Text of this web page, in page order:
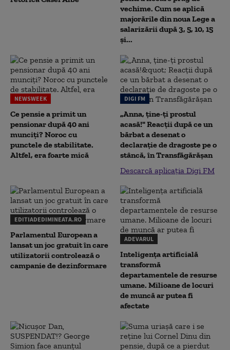
vechime. Cum se aplică
majorările din noua Lege a
salarizării după 3, 5, 10, 15
și...
NEWSWEEK
Ce pensie a primit un
pensionar după 40 ani
munciți? Noroc cu
punctele de stabilitate.
Altfel, era foarte mică
DIGI FM
„Anna, ţine-ţi prostul
acasă!" Reacţii după ce un
bărbat a desenat o
declaraţie de dragoste pe o
stâncă, în Transfăgărăşan
Descarcă aplicația Digi FM
EDITIADEDIMINEATA.RO
Parlamentul European a
lansat un joc gratuit în care
utilizatorii controlează o
campanie de dezinformare
ADEVARUL
Inteligența artificială
transformă
departamentele de resurse
umane. Milioane de locuri
de muncă ar putea fi
afectate